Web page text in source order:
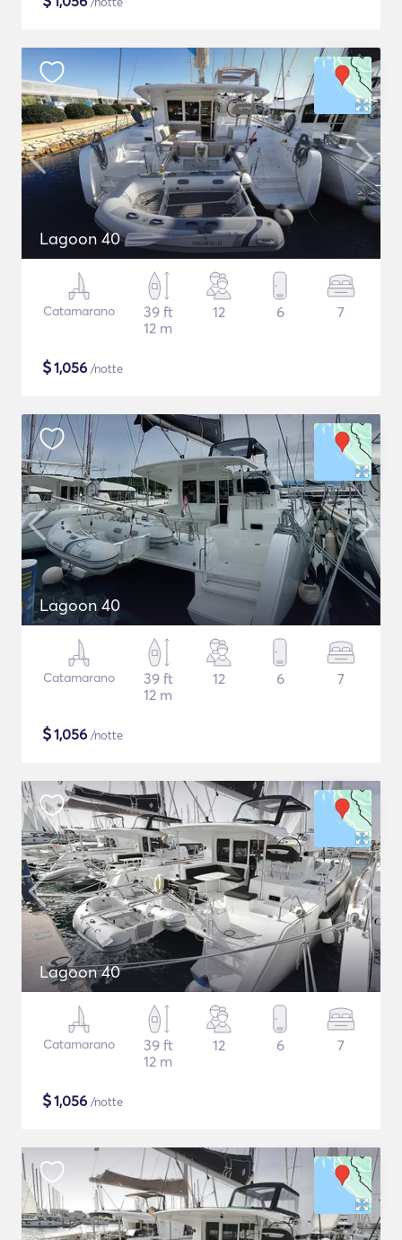
Lagoon 40
Catamarano
39 ft
12 m
12 6 7
$1,056 /notte
Lagoon 40
Catamarano
39 ft
12 m
12 6 7
$1,056 /notte
Lagoon 40
Catamarano
39 ft
12 m
12 6 7
$1,056 /notte